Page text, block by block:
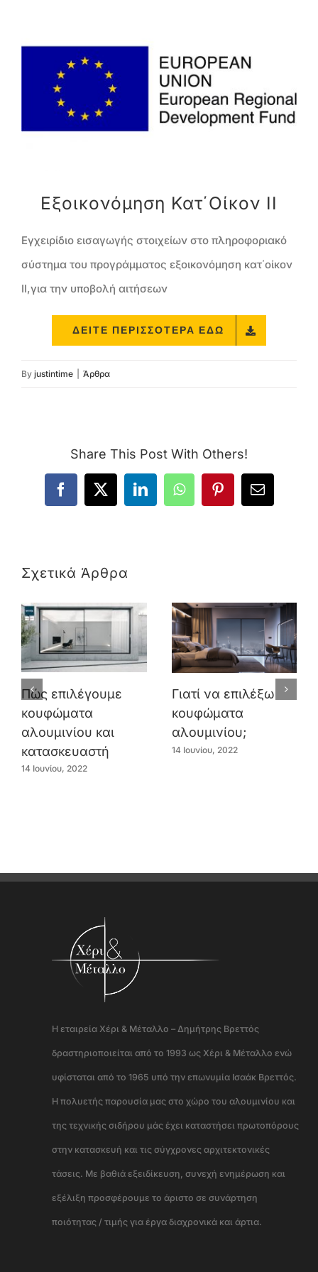
μεγαλύτερης
εικόνας
Εξοικονόμηση Κατ΄οίκον II
Εγχειρίδιο εισαγωγής στοιχείων στο πληροφοριακό
σύστημα του προγράμματος εξοικονόμηση κατ΄οίκον
II,για την υποβολή αιτήσεων
ΔΕΊΤΕ ΠΕΡΙΣΣΌΤΕΡΑ ΕΔΏ
By justintime Άρθρα
Share This Post With Others!
Facebook
X LinkedInWhatsAppPinterestEmail
Σχετικά Άρθρα
Πώς επιλέγουμε
κουφώματα
αλουμινίου και
κατασκευαστή
14 Ιουνίου, 2022
Γιατί να επιλέξω
κουφώματα
αλουμινίου;
14 Ιουνίου, 2022
Η εταιρεία Χέρι & Μέταλλο – Δημήτρης Βρεττός
δραστηριοποιείται από το 1993 ως Χέρι & Μέταλλο ενώ
υφίσταται από το 1965 υπό την επωνυμία Ισαάκ Βρεττός.
Η πολυετής παρουσία μας στο χώρο του αλουμινίου και
της τεχνικής σιδήρου μάς έχει καταστήσει πρωτοπόρους
στην κατασκευή και τις σύγχρονες αρχιτεκτονικές
τάσεις. Με βαθιά εξειδίκευση, συνεχή ενημέρωση και
εξέλιξη προσφέρουμε το άριστο σε συνάρτηση
ποιότητας / τιμής για έργα διαχρονικά και άρτια.